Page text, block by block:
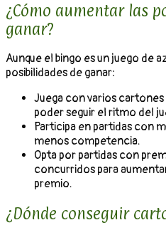
¿Cómo aumentar las
ganar?
Aunque el bingo es un juego de
posibilidades de ganar:
Juega con varios
poder seguir el ritmo del
Participa en partidas con
menos competencia.
Opta por partidas con
concurridos para
premio.
¿Dónde conseguir